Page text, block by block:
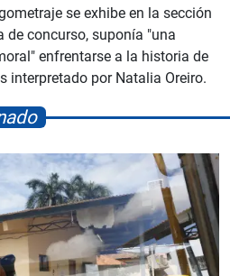
se exhibe en la sección
concurso, suponía "una
enfrentarse a la historia de
interpretado por Natalia Oreiro.